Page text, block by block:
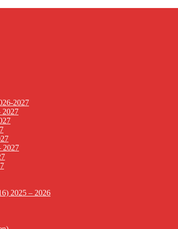
2027
2027
2027
2025 – 2026